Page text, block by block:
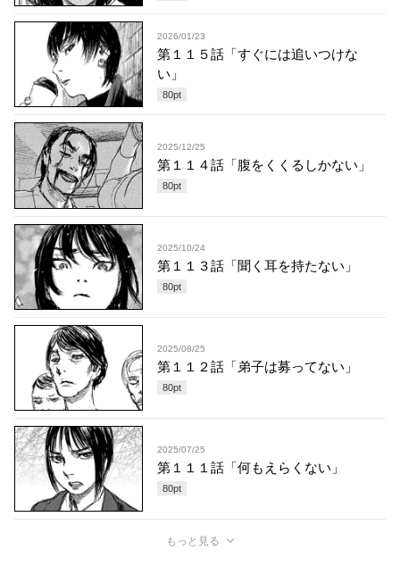
2026/01/23
第１１５話「すぐには追いつけな
い」
80pt
2025/12/25
第１１４話「腹をくくるしかない」
80pt
2025/10/24
第１１３話「聞く耳を持たない」
80pt
2025/08/25
第１１２話「弟子は募ってない」
80pt
2025/07/25
第１１１話「何もえらくない」
80pt
もっと見る